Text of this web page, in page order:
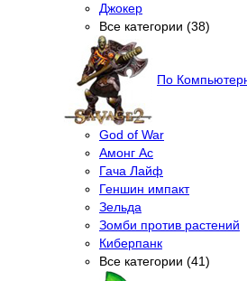
Джокер
Все категории (38)
По
God of War
Амонг Ас
Гача Лайф
Геншин импакт
Зельда
Зомби против растений
Киберпанк
Все категории (41)